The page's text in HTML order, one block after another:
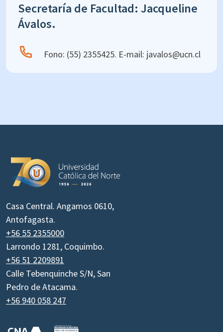
Secretaría de Facultad: Jacqueline
Ávalos.
Fono: (55) 2355425. E-mail: javalos@ucn.cl
Casa Central. Angamos 0610,
Antofagasta.
+56 55 2355000
Larrondo 1281, Coquimbo.
+56 51 2209891
Calle Tebenquinche S/N, San
Pedro de Atacama.
+56 940 058 247